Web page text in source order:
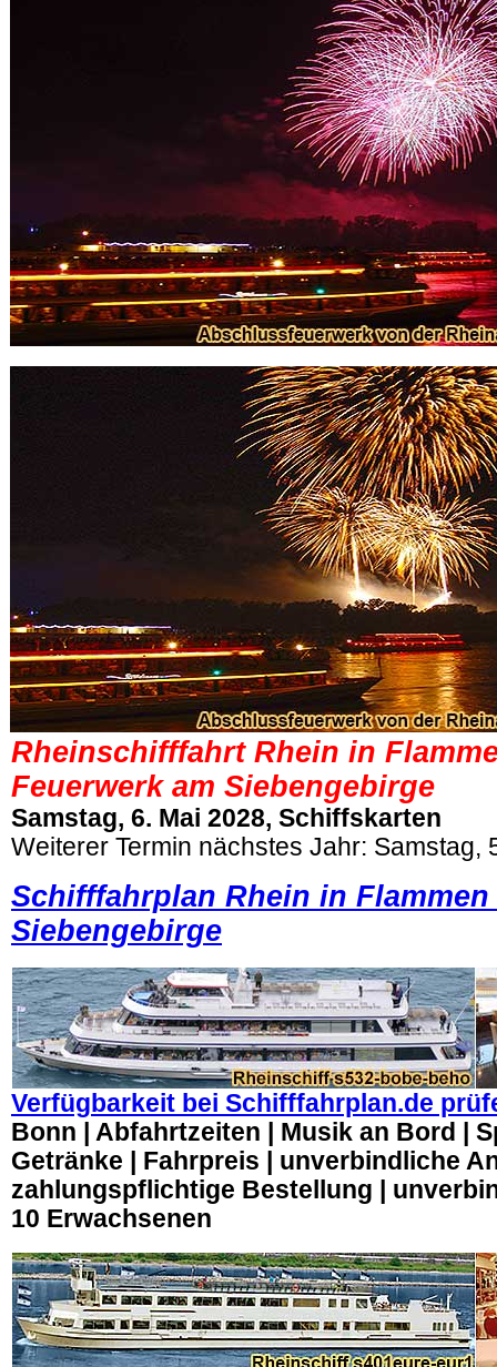
Rheinschifffahrt Rhein in
Feuerwerk am Siebengebirge
Samstag, 6. Mai 2028, Schiffskarten
Weiterer Termin nächstes Jahr: Samstag,
Schifffahrplan Rhein in
Siebengebirge
Verfügbarkeit bei Schifffahrplan.de
Bonn | Abfahrtzeiten | Musik an Bord |
Getränke | Fahrpreis | unverbindliche
zahlungspflichtige Bestellung |
10 Erwachsenen